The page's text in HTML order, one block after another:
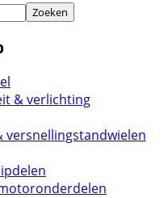
& verlichting
versnellingstandwielen